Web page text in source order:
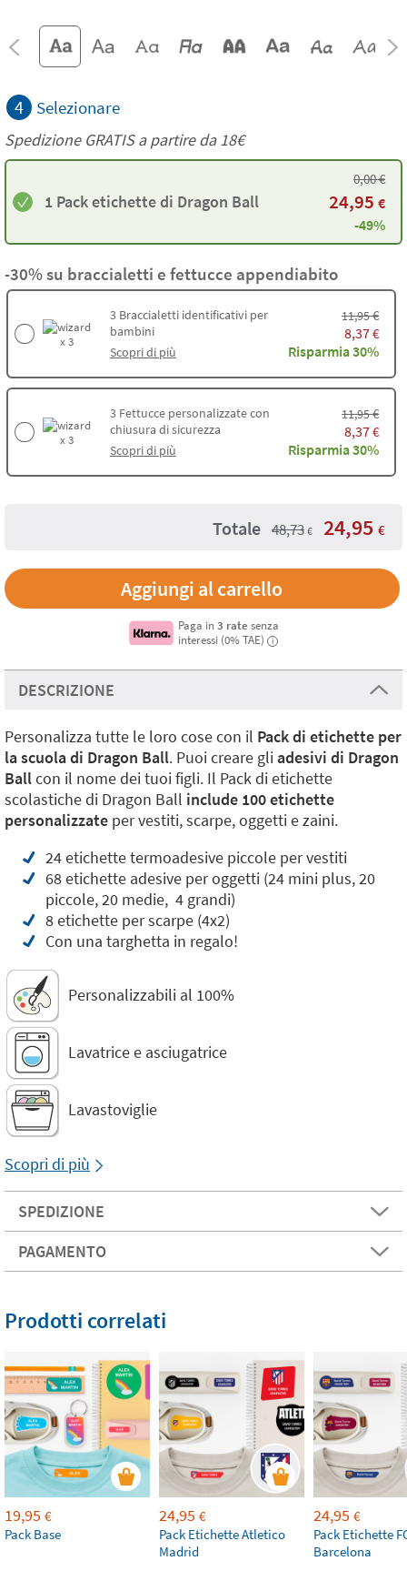
4 Selezionare
Spedizione GRATIS a partire da18€
1 Pack etichette di Dragon Ball
0,00€
24,95 €
-49%
-30% su braccialetti e fettucce appendiabito
x 3
3Braccialetti identificativi per
bambini
Scopri di più
11,95€
8,37€
Risparmia 30%
x 3
3Fettucce personalizzate con
chiusura di sicurezza
Scopri di più
11,95€
8,37€
Risparmia 30%
Totale 48,73 € 24,95 €
Aggiungi al carrello
Paga in 3 rate senza
interessi (0% TAE)
i
DESCRIZIONE
Personalizza tutte le loro cose con il Pack di etichette per
la scuola di Dragon Ball. Puoi creare gliadesivi di Dragon
Ballcon il nome dei tuoi figli. Il Pack di etichette
scolastiche di Dragon Ball include 100 etichette
personalizzate per vestiti, scarpe, oggetti e zaini.
24 etichette termoadesive piccole per vestiti
68 etichette adesive per oggetti (24 mini plus, 20
piccole, 20 medie, 4 grandi)
8 etichette per scarpe (4x2)
Con una targhetta in regalo!
Personalizzabili al 100%
Lavatrice e asciugatrice
Lavastoviglie
Scopri di più
SPEDIZIONE
PAGAMENTO
Prodotti correlati
19,95 €
Pack Base
24,95 €
Pack Etichette Atletico
Madrid
24,95 €
Pack Etichette
Barcelona